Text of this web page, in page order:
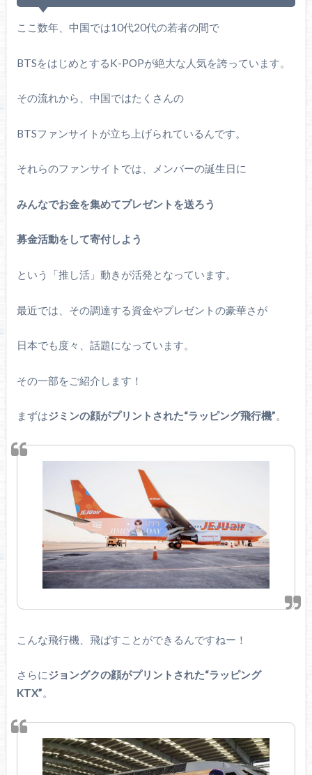
ここ数年、中国では10代20代の若者の間で
BTSをはじめとするK-POPが絶大な人気を誇っています。
その流れから、中国ではたくさんの
BTSファンサイトが立ち上げられているんです。
それらのファンサイトでは、メンバーの誕生日に
みんなでお金を集めてプレゼントを送ろう
募金活動をして寄付しよう
という「推し活」動きが活発となっています。
最近では、その調達する資金やプレゼントの豪華さが
日本でも度々、話題になっています。
その一部をご紹介します！
まずはジミンの顔がプリントされた“ラッピング飛行機”。
こんな飛行機、飛ばすことができるんですねー！
さらにジョングクの顔がプリントされた“ラッピング
KTX”。